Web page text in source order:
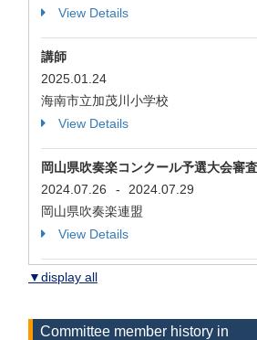
View Details
講師
2025.01.24
海南市立加茂川小学校
View Details
岡山県吹奏楽コンクール予選大会審
2024.07.26
-
2024.07.29
岡山県吹奏楽連盟
View Details
▼display all
Committee member history in